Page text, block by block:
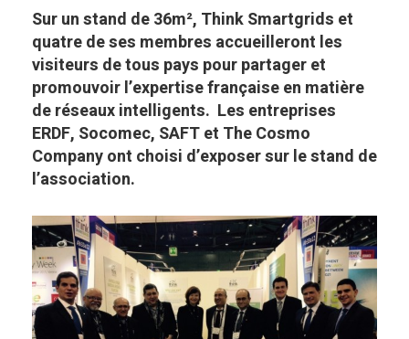
Sur un stand de 36m², Think Smartgrids et
quatre de ses membres accueilleront les
visiteurs de tous pays pour partager et
promouvoir l’expertise française en matière
de réseaux intelligents. Les entreprises
ERDF, Socomec, SAFT et The Cosmo
Company ont choisi d’exposer sur le stand de
l’association.